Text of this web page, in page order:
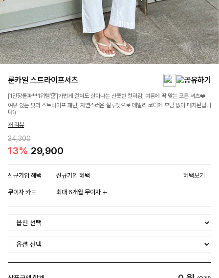
룬카일 스트라이프셔츠
[1만장돌파**1위템🏆]가볍게 걸쳐도 살아나는 산뜻한 컬러감, 여름에 딱 맞는 코튼 셔츠❤️
여유 있는 핏과 스트라이프 패턴, 자연스러운 실루엣으로 데일리 코디에 부담 없이 매치된답니
다:)
개 리뷰
34,300
13% 29,900
신규가입 혜택 신규가입 혜택 혜택보기
무이자 카드 최대 6개월 무이자